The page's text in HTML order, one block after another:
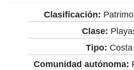
Clasificación:
Clase:
Tipo: Costa
Comunidad autónoma: